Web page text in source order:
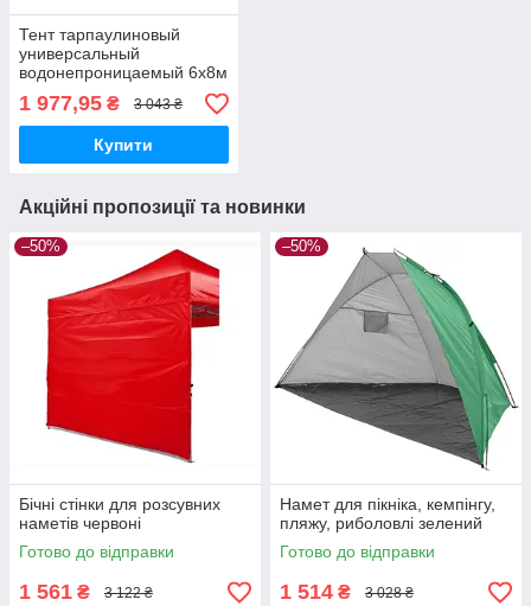
Тент тарпаулиновый
универсальный
водонепроницаемый 6х8м
120г/м2
1 977,95 ₴ 3 043 ₴
Купити
Акційні пропозиції та новинки
–50%
Бічні стінки для розсувних
наметів червоні
Готово до відправки
1 561 ₴ 3 122 ₴
–50%
Намет для пікніка, кемпінгу,
пляжу, риболовлі зелений
Готово до відправки
1 514 ₴ 3 028 ₴